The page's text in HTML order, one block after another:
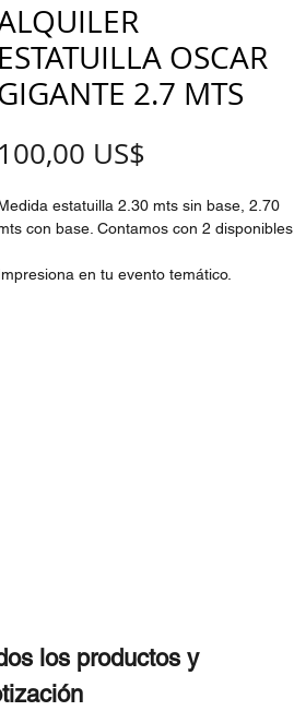
ESTATUILLA OSCAR
2.7 MTS
100,00 US$
estatuilla 2.30 mts sin base, 2.70
con base. Contamos con 2 disponibles.
en tu evento temático.
los productos y